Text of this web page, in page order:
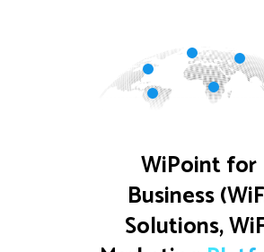
WiPoint for
Business
Solutions,